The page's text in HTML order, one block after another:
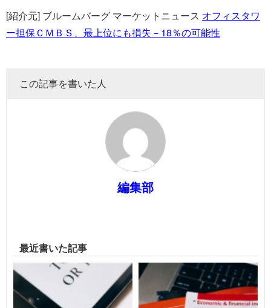
[紹介元] ブルームバーグ マーケットニュース オフィスタワ
ー担保ＣＭＢＳ、最上位にも損失－18％の可能性
この記事を書いた人
編集部
最近書いた記事